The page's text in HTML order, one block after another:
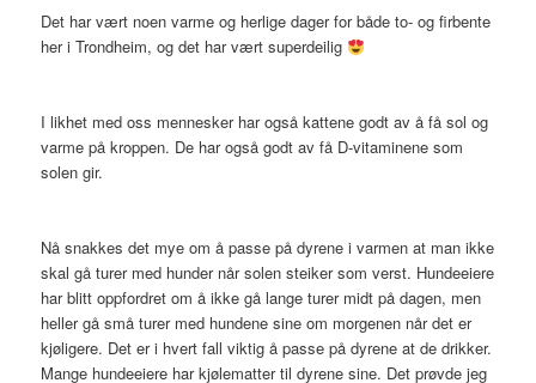
Det har vært noen varme og herlige dager for både to- og firbente
her i Trondheim, og det har vært superdeilig
I likhet med oss mennesker har også kattene godt av å få sol og
varme på kroppen. De har også godt av få D-vitaminene som
solen gir.
Nå snakkes det mye om å passe på dyrene i varmen at man ikke
skal gå turer med hunder når solen steiker som verst. Hundeeiere
har blitt oppfordret om å ikke gå lange turer midt på dagen, men
heller gå små turer med hundene sine om morgenen når det er
kjøligere. Det er i hvert fall viktig å passe på dyrene at de drikker.
Mange hundeeiere har kjølematter til dyrene sine. Det prøvde jeg